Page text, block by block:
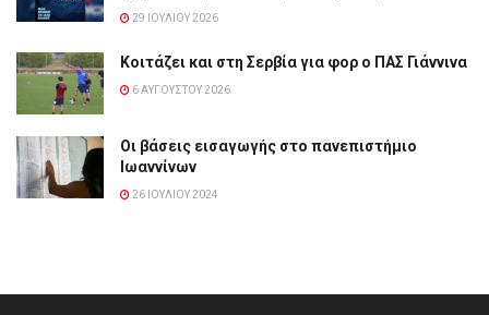
29 ΙΟΥΛΊΟΥ 2026
Κοιτάζει και στη Σερβία για φορ ο ΠΑΣ Γιάννινα
6 ΑΥΓΟΎΣΤΟΥ 2026
Οι βάσεις εισαγωγής στο πανεπιστήμιο
Ιωαννίνων
26 ΙΟΥΛΊΟΥ 2024